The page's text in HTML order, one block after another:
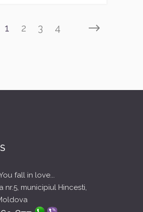
1 2 3 4
fall in love...
nr.5, municipiul Hincesti,